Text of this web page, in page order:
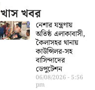
খাস খবর
নেশার যন্ত্রণায়
অতিষ্ঠ এলাকাবাসী,
কৈলাসহর থানায়
কাউন্সিলর-সহ
বাসিন্দাদের
ডেপুটেশন
06/08/2026 5:56
pm